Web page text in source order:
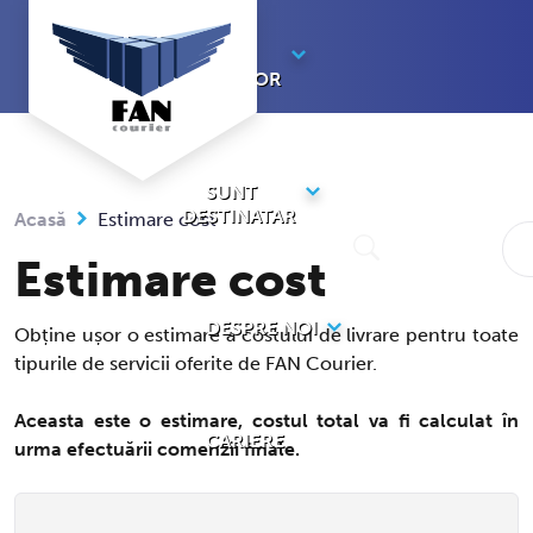
conținut
SUNT
EXPEDITOR
SUNT
DESTINATAR
DESPRE NOI
CARIERE
Acasă Estimare cost
Estimare cost
Obține ușor o estimare a costului de livrare pentru toate
tipurile de servicii oferite de FAN Courier.
Aceasta este o estimare, costul total va fi calculat în
urma efectuării comenzii finale.